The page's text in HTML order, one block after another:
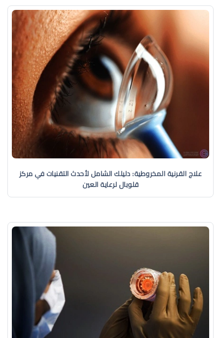
علاج القرنية المخروطية: دليلك الشامل لأحدث التقنيات في مركز
قلوبال لرعاية العين